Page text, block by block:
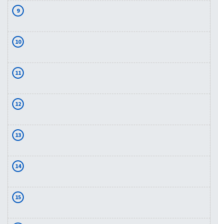
9
10
11
12
13
14
15